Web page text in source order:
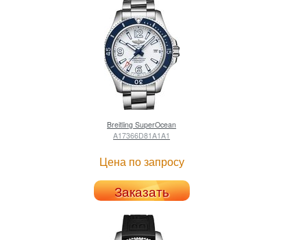
Breitling SuperOcean
A17366D81A1A1
Цена по запросу
Заказать